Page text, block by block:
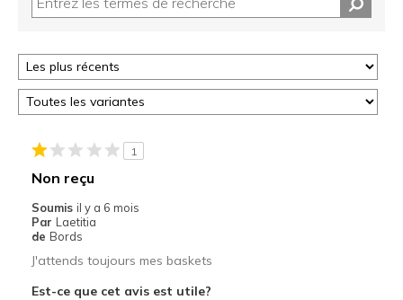
1
Non reçu
Soumis il y a 6 mois
Par Laetitia
de Bords
J'attends toujours mes baskets
Est-ce que cet avis est utile?